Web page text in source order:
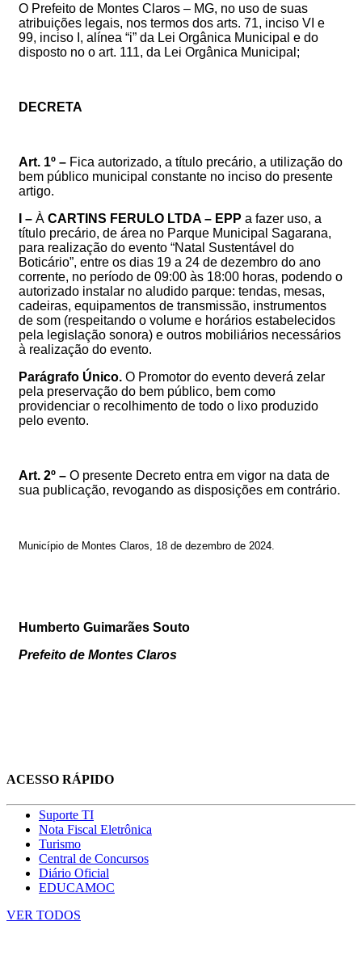
O Prefeito de Montes Claros – MG, no uso de suas
atribuições legais, nos termos dos arts. 71, inciso VI e
99, inciso I, alínea “i” da Lei Orgânica Municipal e do
disposto no o art. 111, da Lei Orgânica Municipal ;
DECRETA
Art. 1º – Fica autorizado, a título precário, a utilização do
bem público municipal constante no inciso do presente
artigo.
I – À CARTINS FERULO LTDA – EPP a fazer uso, a
título precário, de área no Parque Municipal Sagarana,
para realização do evento “Natal Sustentável do
Boticário”, entre os dias 19 a 24 de dezembro do ano
corrente, no período de 09:00 às 18:00 horas, podendo o
autorizado instalar no aludido parque: tendas, mesas,
cadeiras, equipamentos de transmissão, instrumentos
de som (respeitando o volume e horários estabelecidos
pela legislação sonora) e outros mobiliários necessários
à realização do evento.
Parágrafo Único. O Promotor do evento deverá zelar
pela preservação do bem público, bem como
providenciar o recolhimento de todo o lixo produzido
pelo evento.
Art. 2º – O presente Decreto entra em vigor na data de
sua publicação, revogando as disposições em contrário.
Município de Montes Claros, 18 de dezembro de 2024
Humberto Guimarães Souto
Prefeito de Montes Claros
ACESSO RÁPIDO
Suporte TI
Nota Fiscal Eletrônica
Turismo
Central de Concursos
Diário Oficial
EDUCAMOC
VER TODOS